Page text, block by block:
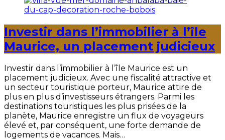
Investir dans l’immobilier à l’île
Maurice, un placement judicieux
Investir dans l’immobilier à l’île Maurice est un
placement judicieux. Avec une fiscalité attractive et
un secteur touristique porteur, Maurice attire de
plus en plus d’investisseurs étrangers. Parmi les
destinations touristiques les plus prisées de la
planète, Maurice enregistre un flux de voyageurs
élevé et, par conséquent, une forte demande de
logements de vacances. Mais…